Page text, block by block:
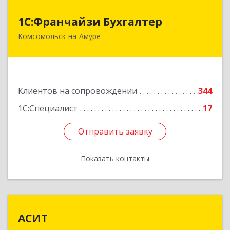
1С:Франчайзи Бухгалтер
Комсомольск-на-Амуре
Клиентов на сопровождении
344
1С:Специалист
17
Отправить заявку
Показать контакты
1С:Франчайзи Бухгалтер
681000, Хабаровский край, Комсомольск-на-
Подробнее
Отправить заявку
Назад
АСИТ